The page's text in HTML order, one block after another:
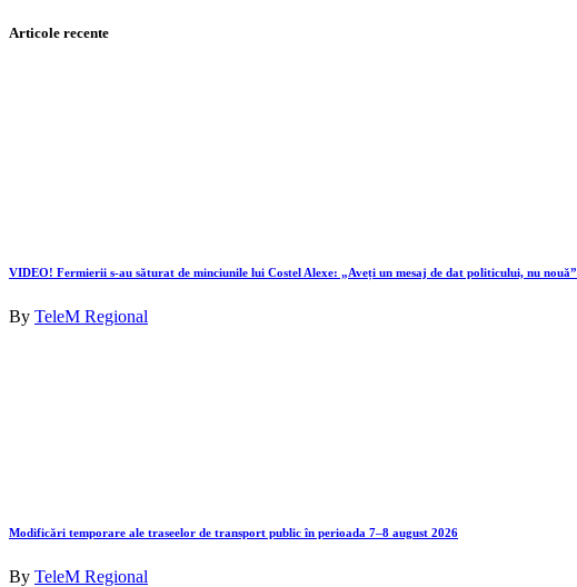
Articole recente
VIDEO! Fermierii s-au săturat de minciunile lui Costel Alexe: „Aveți un mesaj de dat politicului, nu nouă”
By TeleM Regional
Modificări temporare ale traseelor de transport public în perioada 7–8 august 2026
By TeleM Regional